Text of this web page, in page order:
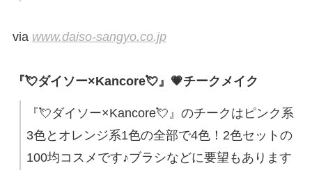
via www.daiso-sangyo.co.jp
『💘ダイソー×Kancore💘』💗チークメイク
『💘ダイソー×Kancore💘』のチークはピンク系
3色とオレンジ系1色の全部で4色！2色セットの
100均コスメです♪ブラシなどに要望もあります